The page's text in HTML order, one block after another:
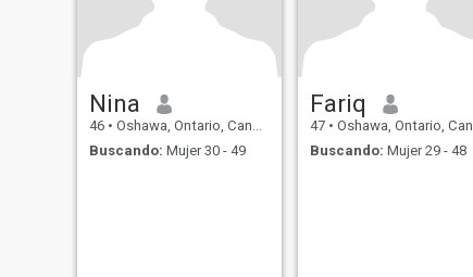
Nina
46 • Oshawa, Ontario, Canadá
Buscando: Mujer 30 - 49
Fariq
47 • Oshawa, Ontario, Canadá
Buscando: Mujer 29 - 48